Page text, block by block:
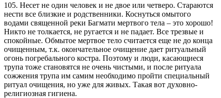
105. Несет не один человек и не двое или четверо. Стараются
нести все близкие и родственники. Коснуться омытого
водами священной реки Багмати мертвого тела – это хорошо!
Никто не толкается, не ругается и не падает. Все трезвые и
спокойные. Обмытое мертвое тело считается еще не до конца
очищенным, т.к. окончательное очищение дает ритуальный
огонь погребального костра. Поэтому и люди, касающиеся
трупа тоже становятся не очень чистыми, и после ритуала
сожжения трупа им самим необходимо пройти специальный
ритуал очищения, но уже для живых. Такая вот духовно-
религиозная гигиена.